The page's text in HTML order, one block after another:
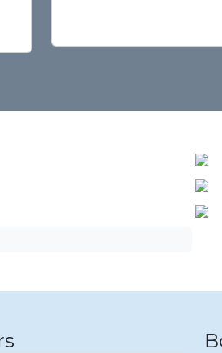
Petites notes
la réalité n’est pas si